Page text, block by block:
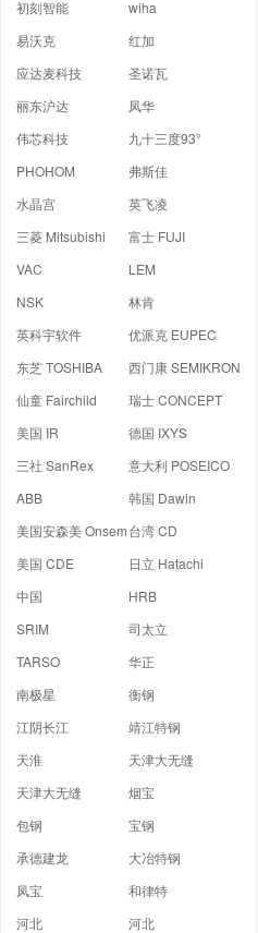
初刻智能
wiha
易沃克
红加
应达麦科技
圣诺瓦
丽东沪达
凤华
伟芯科技
九十三度93°
PHOHOM
弗斯佳
水晶宫
英飞凌
三菱 Mitsubishi
富士 FUJI
VAC
LEM
NSK
林肯
英科宇软件
优派克 EUPEC
东芝 TOSHIBA
西门康 SEMIKRON
仙童 Fairchild
瑞士 CONCEPT
美国 IR
德国 IXYS
三社 SanRex
意大利 POSEICO
ABB
韩国 Dawin
美国安森美 Onsem台湾 CD
美国 CDE
日立 Hatachi
中国
HRB
SRIM
司太立
TARSO
华正
南极星
衡钢
江阴长江
靖江特钢
天淮
天津大无缝
天津大无缝
烟宝
包钢
宝钢
承德建龙
大冶特钢
凤宝
和律特
河北
河北